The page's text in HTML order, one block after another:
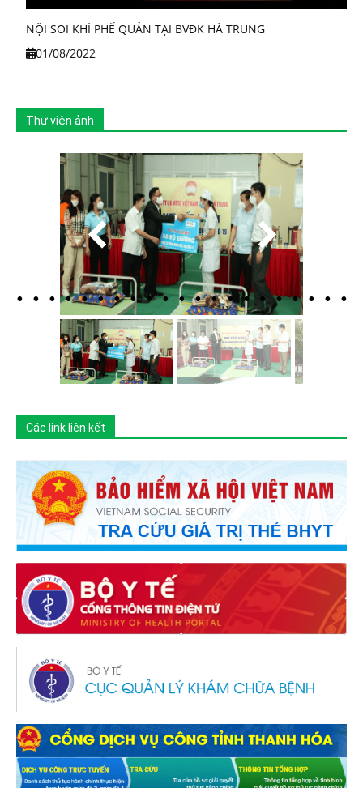
NỘI SOI KHÍ PHẾ QUẢN TẠI BVĐK HÀ TRUNG
01/08/2022
Thư viện ảnh
Các link liên kết